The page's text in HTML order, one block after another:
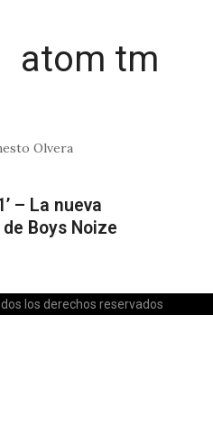
atom tm
Olvera
– La nueva
Boys Noize
los derechos reservados